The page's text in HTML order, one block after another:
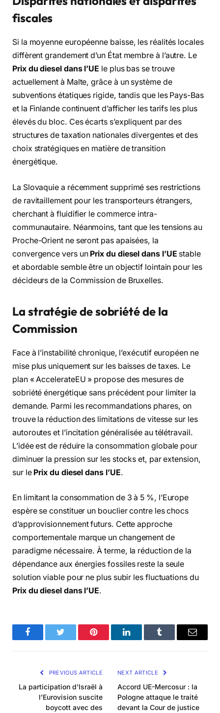
fiscales
Si la moyenne européenne baisse, les réalités locales
diffèrent grandement d’un État membre à l’autre. Le
Prix du diesel dans l’UE le plus bas se trouve
actuellement à Malte, grâce à un système de
subventions étatiques rigide, tandis que les Pays-Bas
et la Finlande continuent d’afficher les tarifs les plus
élevés du bloc. Ces écarts s’expliquent par des
structures de taxation nationales divergentes et des
choix stratégiques en matière de transition
énergétique.
La Slovaquie a récemment supprimé ses restrictions
de ravitaillement pour les transporteurs étrangers,
cherchant à fluidifier le commerce intra-
communautaire. Néanmoins, tant que les tensions au
Proche-Orient ne seront pas apaisées, la
convergence vers un Prix du diesel dans l’UE stable
et abordable semble être un objectif lointain pour les
décideurs de la Commission de Bruxelles.
La stratégie de sobriété de la
Commission
Face à l’instabilité chronique, l’exécutif européen ne
mise plus uniquement sur les baisses de taxes. Le
plan « AccelerateEU » propose des mesures de
sobriété énergétique sans précédent pour limiter la
demande. Parmi les recommandations phares, on
trouve la réduction des limitations de vitesse sur les
autoroutes et l’incitation généralisée au télétravail.
L’idée est de réduire la consommation globale pour
diminuer la pression sur les stocks et, par extension,
sur le Prix du diesel dans l’UE.
En limitant la consommation de 3 à 5 %, l’Europe
espère se constituer un bouclier contre les chocs
d’approvisionnement futurs. Cette approche
comportementale marque un changement de
paradigme nécessaire. À terme, la réduction de la
dépendance aux énergies fossiles reste la seule
solution viable pour ne plus subir les fluctuations du
Prix du diesel dans l’UE.
FacebookTwitter Pinterest LinkedInTumblr Email
PREVIOUS ARTICLE
La participation d’Israël à
l’Eurovision suscite
boycott avec des
NEXT ARTICLE
Accord UE-Mercosur : la
Pologne attaque le traité
devant la Cour de justice